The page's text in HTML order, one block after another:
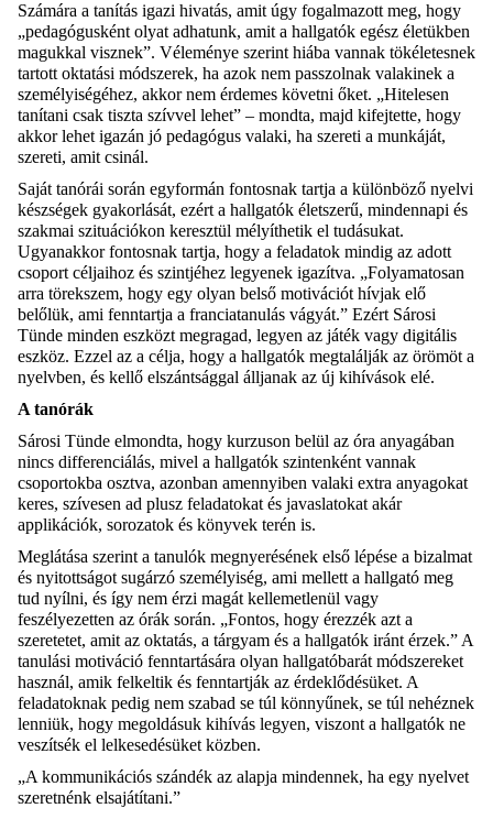
Számára a tanítás igazi hivatás, amit úgy fogalmazott meg, hogy
„pedagógusként olyat adhatunk, amit a hallgatók egész életükben
magukkal visznek”. Véleménye szerint hiába vannak tökéletesnek
tartott oktatási módszerek, ha azok nem passzolnak valakinek a
személyiségéhez, akkor nem érdemes követni őket. „Hitelesen
tanítani csak tiszta szívvel lehet” – mondta, majd kifejtette, hogy
akkor lehet igazán jó pedagógus valaki, ha szereti a munkáját,
szereti, amit csinál.
Saját tanórái során egyformán fontosnak tartja a különböző nyelvi
készségek gyakorlását, ezért a hallgatók életszerű, mindennapi és
szakmai szituációkon keresztül mélyíthetik el tudásukat.
Ugyanakkor fontosnak tartja, hogy a feladatok mindig az adott
csoport céljaihoz és szintjéhez legyenek igazítva. „Folyamatosan
arra törekszem, hogy egy olyan belső motivációt hívjak elő
belőlük, ami fenntartja a franciatanulás vágyát.” Ezért Sárosi
Tünde minden eszközt megragad, legyen az játék vagy digitális
eszköz. Ezzel az a célja, hogy a hallgatók megtalálják az örömöt a
nyelvben, és kellő elszántsággal álljanak az új kihívások elé.
A tanórák
Sárosi Tünde elmondta, hogy kurzuson belül az óra anyagában
nincs differenciálás, mivel a hallgatók szintenként vannak
csoportokba osztva, azonban amennyiben valaki extra anyagokat
keres, szívesen ad plusz feladatokat és javaslatokat akár
applikációk, sorozatok és könyvek terén is.
Meglátása szerint a tanulók megnyerésének első lépése a bizalmat
és nyitottságot sugárzó személyiség, ami mellett a hallgató meg
tud nyílni, és így nem érzi magát kellemetlenül vagy
feszélyezetten az órák során. „Fontos, hogy érezzék azt a
szeretetet, amit az oktatás, a tárgyam és a hallgatók iránt érzek.” A
tanulási motiváció fenntartására olyan hallgatóbarát módszereket
használ, amik felkeltik és fenntartják az érdeklődésüket. A
feladatoknak pedig nem szabad se túl könnyűnek, se túl nehéznek
lenniük, hogy megoldásuk kihívás legyen, viszont a hallgatók ne
veszítsék el lelkesedésüket közben.
„A kommunikációs szándék az alapja mindennek, ha egy nyelvet
szeretnénk elsajátítani.”